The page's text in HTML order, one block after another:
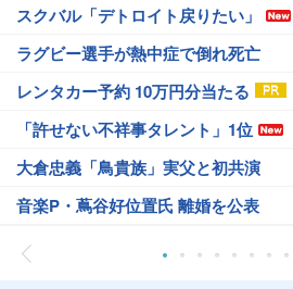
スクバル「デトロイト戻りたい」
ラグビー選手が熱中症で倒れ死亡
レンタカー予約 10万円分当たる
「許せない不祥事タレント」1位
大倉忠義「鳥貴族」実父と初共演
音楽P・蔦谷好位置氏 離婚を公表